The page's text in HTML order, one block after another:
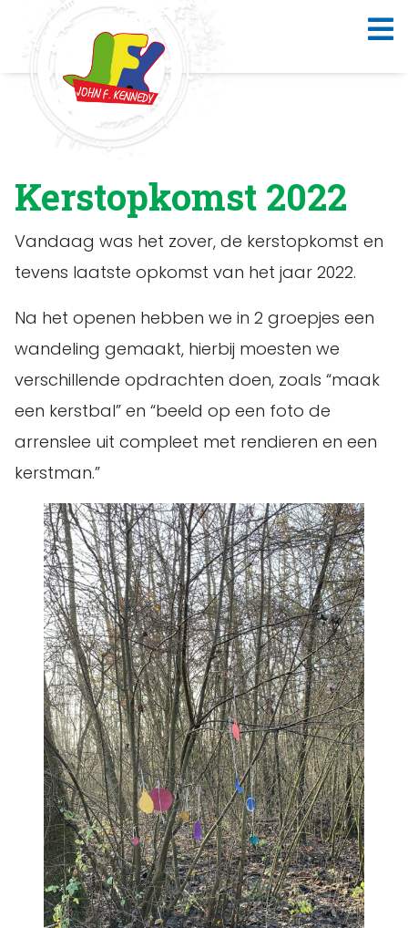
Kerstopkomst 2022
Vandaag was het zover, de kerstopkomst en
tevens laatste opkomst van het jaar 2022.
Na het openen hebben we in 2 groepjes een
wandeling gemaakt, hierbij moesten we
verschillende opdrachten doen, zoals “maak
een kerstbal” en “beeld op een foto de
arrenslee uit compleet met rendieren en een
kerstman.”